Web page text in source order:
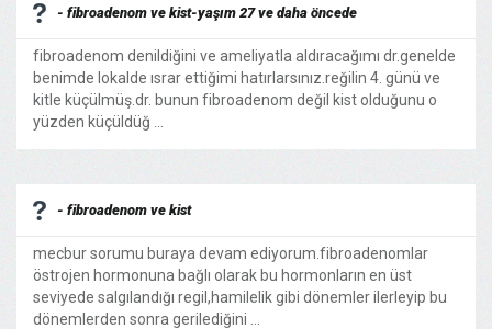
- fibroadenom ve kist-yaşım 27 ve daha öncede
fibroadenom denildiğini ve ameliyatla aldıracağımı dr.genelde
benimde lokalde ısrar ettiğimi hatırlarsınız.reğilin 4. günü ve
kitle küçülmüş.dr. bunun fibroadenom değil kist olduğunu o
yüzden küçüldüğ ...
- fibroadenom ve kist
mecbur sorumu buraya devam ediyorum.fibroadenomlar
östrojen hormonuna bağlı olarak bu hormonların en üst
seviyede salgılandığı regil,hamilelik gibi dönemler ilerleyip bu
dönemlerden sonra gerilediğini ...